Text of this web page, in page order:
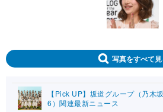
写真をすべて見
【Pick UP】坂道グループ（乃木
6）関連最新ニュース